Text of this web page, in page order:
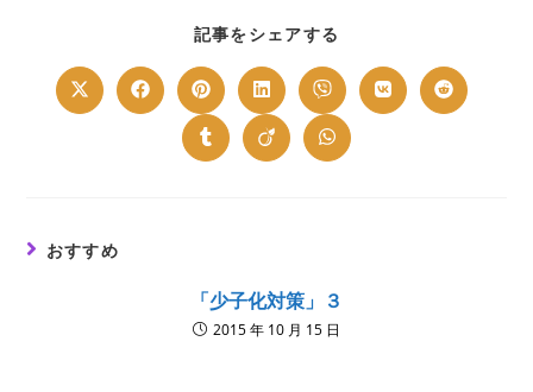
記事をシェアする
CONTENT
Opens
in
Opens
in
window
Opens
in
a
new
window
Opens
in
a
new
window
Opens
in
a
new
window
Opens
in
Opens
in
Opens
in
Opens
in
Opens
in
おすすめ
「少子化対策」３
2015 年 10 月 15 日